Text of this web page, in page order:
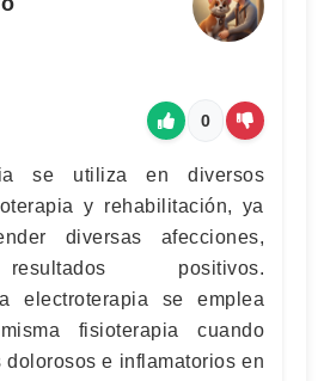
0
se utiliza en diversos
y rehabilitación, ya
diversas afecciones,
positivos.
electroterapia se emplea
fisioterapia cuando
dolorosos e inflamatorios en